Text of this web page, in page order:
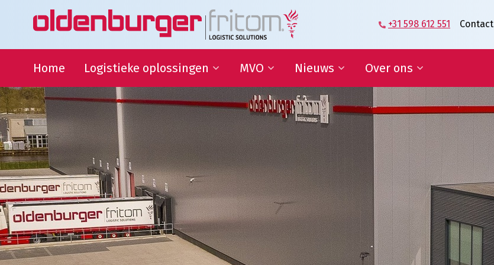
+31 598 612 551 Contact
Home Logistieke oplossingen
Transport
Warehousing
Supply Chain Management
Logistieke oplossingen
MVO
Duurzame
Ontwikkelingsdoelen
QHSE
Samenwerking onderwijs
Sportsponsoring en
partnerships
Goede doelen
Nieuws
Blog | Shaping the Future of
Logistics
Nieuwsbrief
In de media
Nieuws
Over ons
Directie en Management
Kennisorganisatie
Onze medewerkers
Partners over ons
Onze geschiedenis
Predicaat Hofleverancier
Awards Oldenburger|Fritom
Certificeringen